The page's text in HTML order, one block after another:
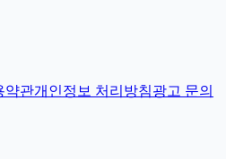
약관개인정보 처리방침광고 문의